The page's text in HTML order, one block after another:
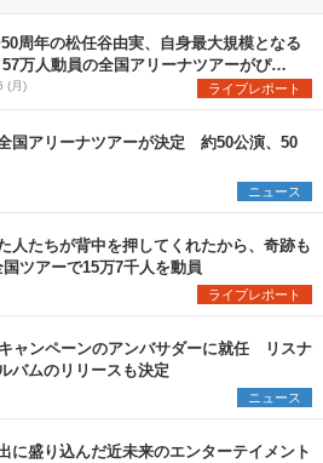
周年の松任谷由実、自身最大規模となる
万人動員の全国アリーナツアーがぴあ
で開幕
(月) ライブレポート
国アリーナツアーが決定 約50公演、50
ニュース
人たちが背中を押してくれたから、奇跡も
演の全国ツアーで15万7千人を動員
ライブレポート
ャンペーンのアンバサダーに就任 リスナ
バムのリリースも決定
ニュース
に盛り込んだ近未来のエンターテイメント